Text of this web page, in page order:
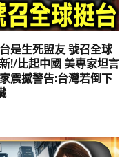
是生死盟友 號召全球
!/比起中國 美專家坦言
震撼警告:台灣若倒下